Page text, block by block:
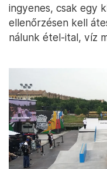
ingyenes, csak egy
ellenőrzésen kell
nálunk étel-ital, víz